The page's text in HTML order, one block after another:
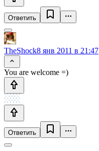
Ответить
TheShock8 янв 2011 в 21:47
You are welcome =)
Ответить